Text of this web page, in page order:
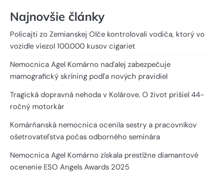
Najnovšie články
Policajti zo Zemianskej Olče kontrolovali vodiča, ktorý vo
vozidle viezol 100.000 kusov cigariet
Nemocnica Agel Komárno naďalej zabezpečuje
mamografický skríning podľa nových pravidiel
Tragická dopravná nehoda v Kolárove. O život prišiel 44-
ročný motorkár
Komárňanská nemocnica ocenila sestry a pracovníkov
ošetrovateľstva počas odborného seminára
Nemocnica Agel Komárno získala prestížne diamantové
ocenenie ESO Angels Awards 2025